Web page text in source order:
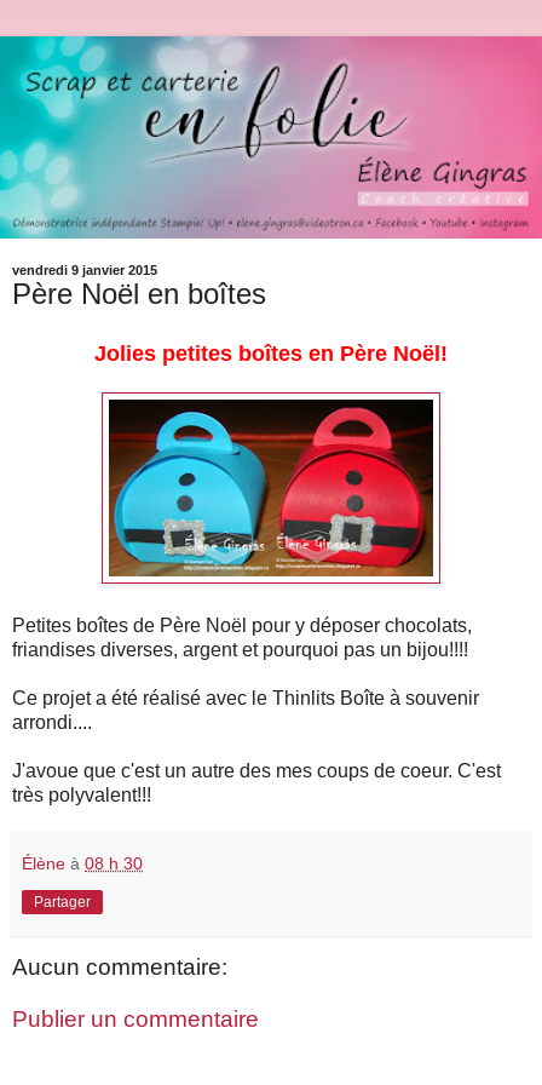
vendredi 9 janvier 2015
Père Noël en boîtes
Jolies petites boîtes en Père Noël!
Petites boîtes de Père Noël pour y déposer chocolats,
friandises diverses, argent et pourquoi pas un bijou!!!!
Ce projet a été réalisé avec le Thinlits Boîte à souvenir
arrondi....
J'avoue que c'est un autre des mes coups de coeur. C'est
très polyvalent!!!
Élène à 08 h 30
Partager
Aucun commentaire:
Publier un commentaire